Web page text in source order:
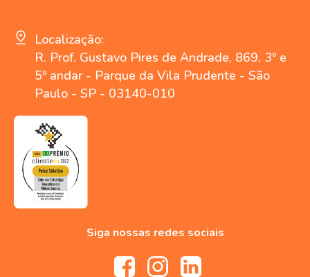
Localização:
R. Prof. Gustavo Pires de Andrade, 869, 3º e
5º andar - Parque da Vila Prudente - São
Paulo - SP - 03140-010
Siga nossas redes sociais